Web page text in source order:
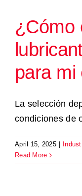
Servicios
Nosotros
Recursos
Contáctanos
¿Cómo
para mi
La selección
condiciones de
April 15, 2025
Read More